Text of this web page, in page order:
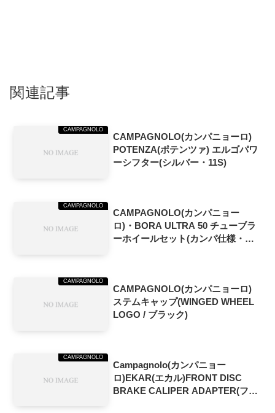
関連記事
CAMPAGNOLO
CAMPAGNOLO(カンパニョーロ)
POTENZA(ポテンツァ) エルゴパワ
ーシフター(シルバー・11S)
CAMPAGNOLO
CAMPAGNOLO(カンパニョー
ロ)・BORA ULTRA 50 チューブラ
ーホイールセット(カンパ仕様・ダ
CAMPAGNOLO
CAMPAGNOLO(カンパニョーロ)
ステムキャップ(WINGED WHEEL
LOGO / ブラック)
CAMPAGNOLO
Campagnolo(カンパニョー
ロ)EKAR(エカル)FRONT DISC
BRAKE CALIPER ADAPTER(フロ